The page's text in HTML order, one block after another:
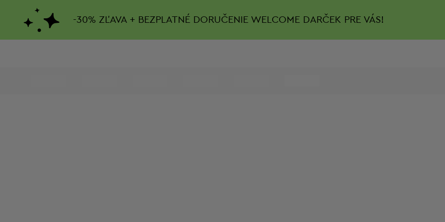
-30% ZĽAVA + BEZPLATNÉ DORUČENIE WELCOME DARČEK PRE VÁS!